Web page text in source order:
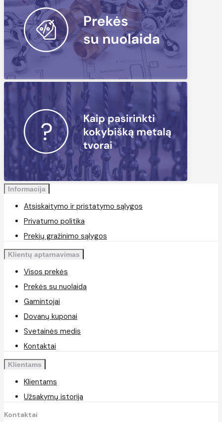
Informacija
Atsiskaitymo ir pristatymo sąlygos
Privatumo politika
Prekių gražinimo sąlygos
Klientų aptarnavimas
Visos prekės
Prekės su nuolaida
Gamintojai
Dovanų kuponai
Svetainės medis
Kontaktai
Klientams
Klientams
Užsakymų istorija
Kontaktai